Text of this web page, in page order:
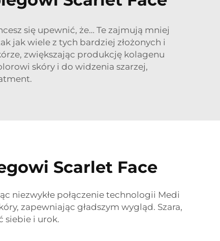
się upewnić, że… Te zajmują mniej
jak wiele z tych bardziej złożonych i
zwiększając produkcję kolagenu
skóry i do widzenia szarzej,
Scarlet Face
niezwykłe połączenie technologii Medi
zapewniając gładszym wygląd. Szara,
siebie i urok.